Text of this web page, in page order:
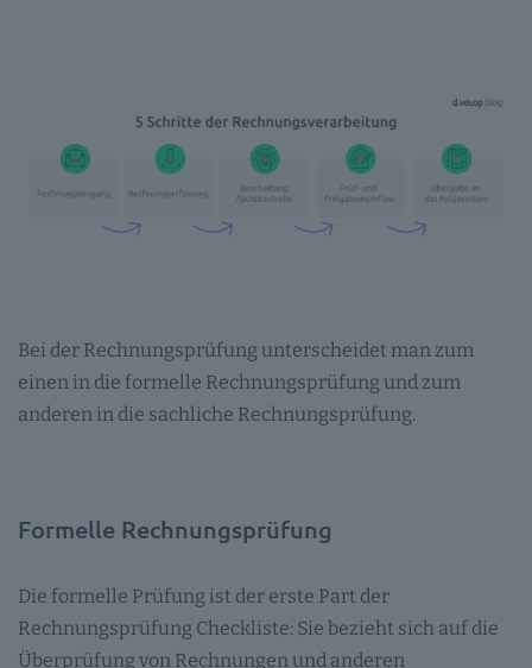
Bei der Rechnungsprüfung unterscheidet man zum
einen in die formelle Rechnungsprüfung und zum
anderen in die sachliche Rechnungsprüfung.
Formelle Rechnungsprüfung
Die formelle Prüfung ist der erste Part der
Rechnungsprüfung Checkliste: Sie bezieht sich auf die
Überprüfung von Rechnungen und anderen